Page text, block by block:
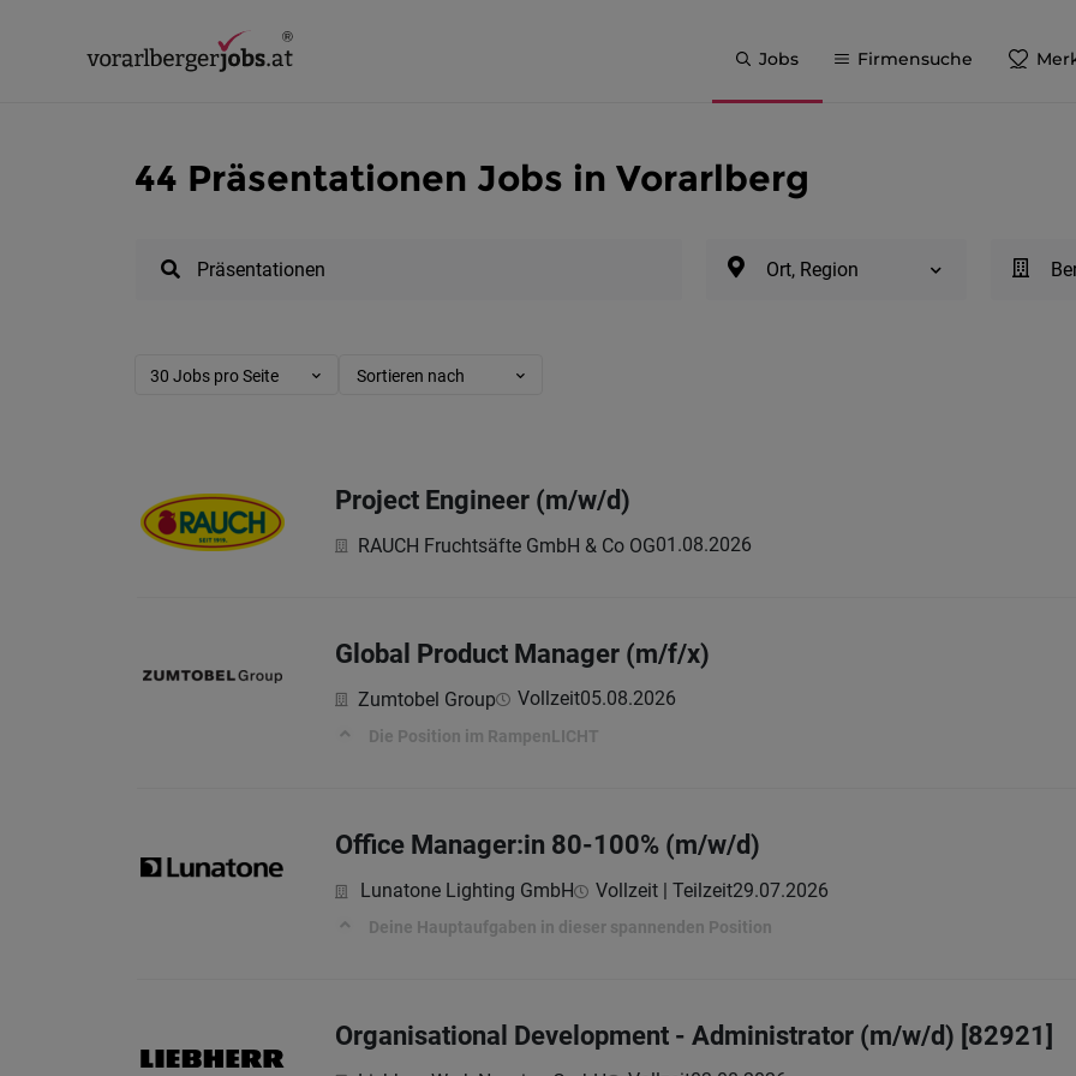
Jobs Firmensuche
44 Präsentationen Jobs in Vorarlberg
Ort, Region
30 Jobs pro Seite Sortieren nach
Project Engineer (m/w/d)
RAUCH Fruchtsäfte GmbH & Co OG01.08.2026
Global Product Manager (m/f/x)
Zumtobel Group Vollzeit05.08.2026
Die Position im RampenLICHT
Office Manager:in 80-100% (m/w/d)
Lunatone Lighting GmbH Vollzeit | Teilzeit29.07.2026
Deine Hauptaufgaben in dieser spannenden Position
Organisational Development - Administrator (m/w/d) [82921]